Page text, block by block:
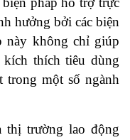
hưởng bởi các biện
này không chỉ giúp
thích tiêu dùng
trong một số ngành
thị trường lao động